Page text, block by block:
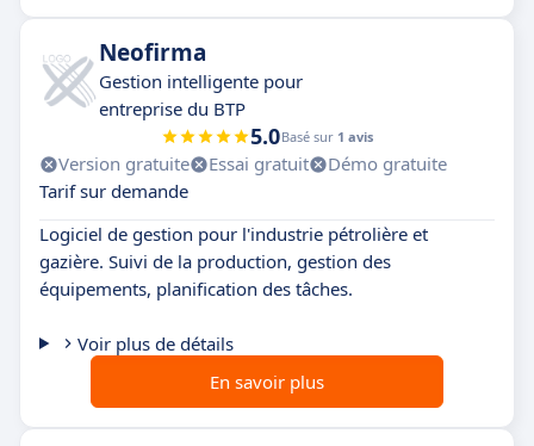
Neofirma
Gestion intelligente pour
entreprise du BTP
5.0Basé sur 1 avis
Version gratuite Essai gratuit
Démo gratuite
Tarif sur demande
Logiciel de gestion pour l'industrie pétrolière et
gazière. Suivi de la production, gestion des
équipements, planification des tâches.
Voir plus de détails
En savoir plus